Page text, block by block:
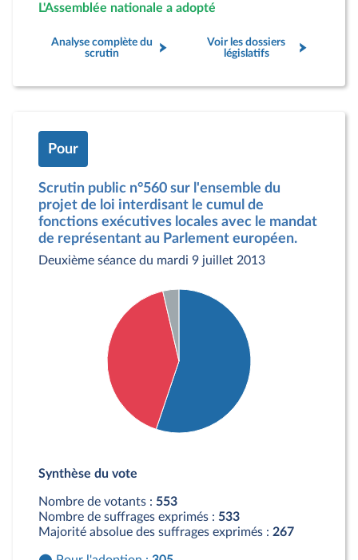
L'Assemblée nationale a adopté
Analyse complète du
scrutin
Voir les dossiers
législatifs
Pour
Scrutin public n°560 sur l'ensemble du
projet de loi interdisant le cumul de
fonctions exécutives locales avec le mandat
de représentant au Parlement européen.
Deuxième séance du mardi 9 juillet 2013
Contre : 228 députés
Synthèse du vote
Nombre de votants : 553
Nombre de suffrages exprimés : 533
Majorité absolue des suffrages exprimés : 267